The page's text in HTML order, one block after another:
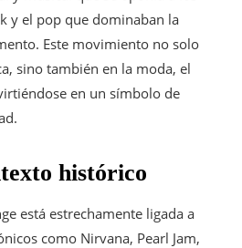
y el pop que dominaban la
Este movimiento no solo
sino también en la moda, el
en un símbolo de
histórico
está estrechamente ligada a
como Nirvana, Pearl Jam,